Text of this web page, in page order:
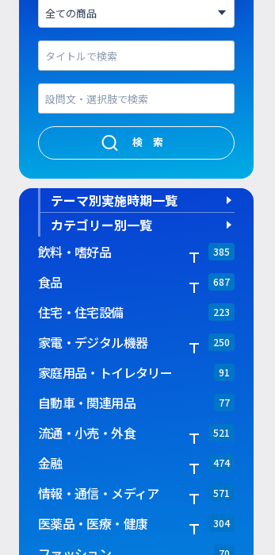
検索
テーマ別実施時期一覧
カテゴリー別一覧
飲料・嗜好品
385
食品 687
住宅・住宅設備 223
家電・デジタル機器 250
家庭用品・トイレタリー 91
自動車・関連用品 77
流通・小売・外食 521
金融 474
情報・通信・メディア 571
医薬品・医療・健康 304